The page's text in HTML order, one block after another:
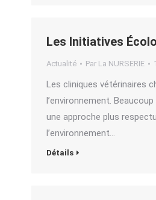
Les Initiatives
Actualité Par La NURSERIE
Les cliniques vétérinaires
l’environnement.
une approche plus
l’environnement…
Détails